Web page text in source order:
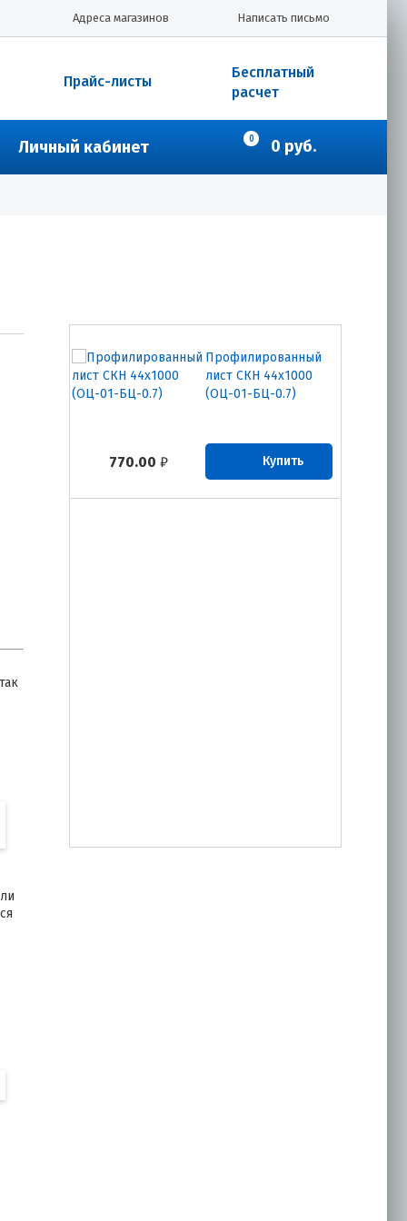
Написать письмо
Адреса магазинов
Бесплатный
расчет
Прайс-листы
Личный кабинет 0 0 руб.
770.00 ₽
Профилированный
лист СКН 44х1000
(ОЦ-01-БЦ-0.7)
Купить